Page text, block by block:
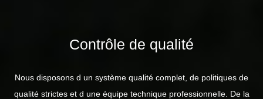
Contrôle de qualité
Nous disposons d un système qualité complet, de politiques de
qualité strictes et d une équipe technique professionnelle. De la